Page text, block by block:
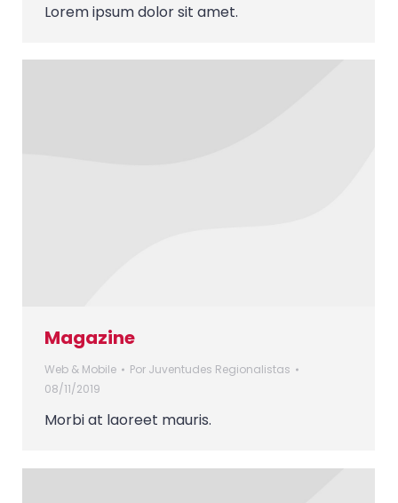
Lorem ipsum dolor sit amet.
Magazine
Web & Mobile Por Juventudes Regionalistas
08/11/2019
Morbi at laoreet mauris.